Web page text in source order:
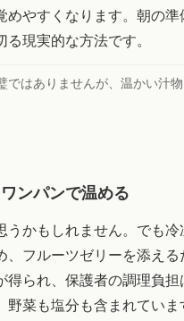
めやすくなります。朝の
現実的な方法です。
ではありませんが、温かい汁
ンパンで温める
うかもしれません。でも
、フルーツゼリーを添え
得られ、保護者の調理負
野菜も塩分も含まれてい